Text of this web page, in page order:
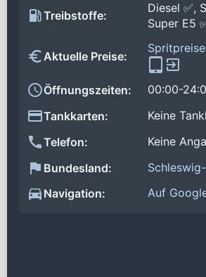
Treibstoffe:
Diesel ✅,
Super E5
Aktuelle Preise:
Öffnungszeiten:
00:00-
Tankkarten:
Keine
Telefon:
Keine
Bundesland:
Navigation:
Auf